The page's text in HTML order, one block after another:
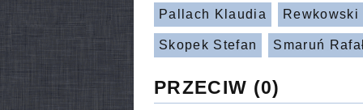
Pallach Klaudia Rewkowski
Skopek Stefan Smaruń
PRZECIW (0)